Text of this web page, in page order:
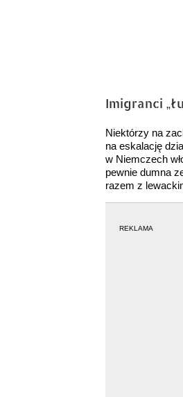
Imigranci
Niektórzy na
na eskalację
w Niemczech
pewnie dumna
razem z
REKLAMA